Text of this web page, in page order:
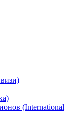
(International